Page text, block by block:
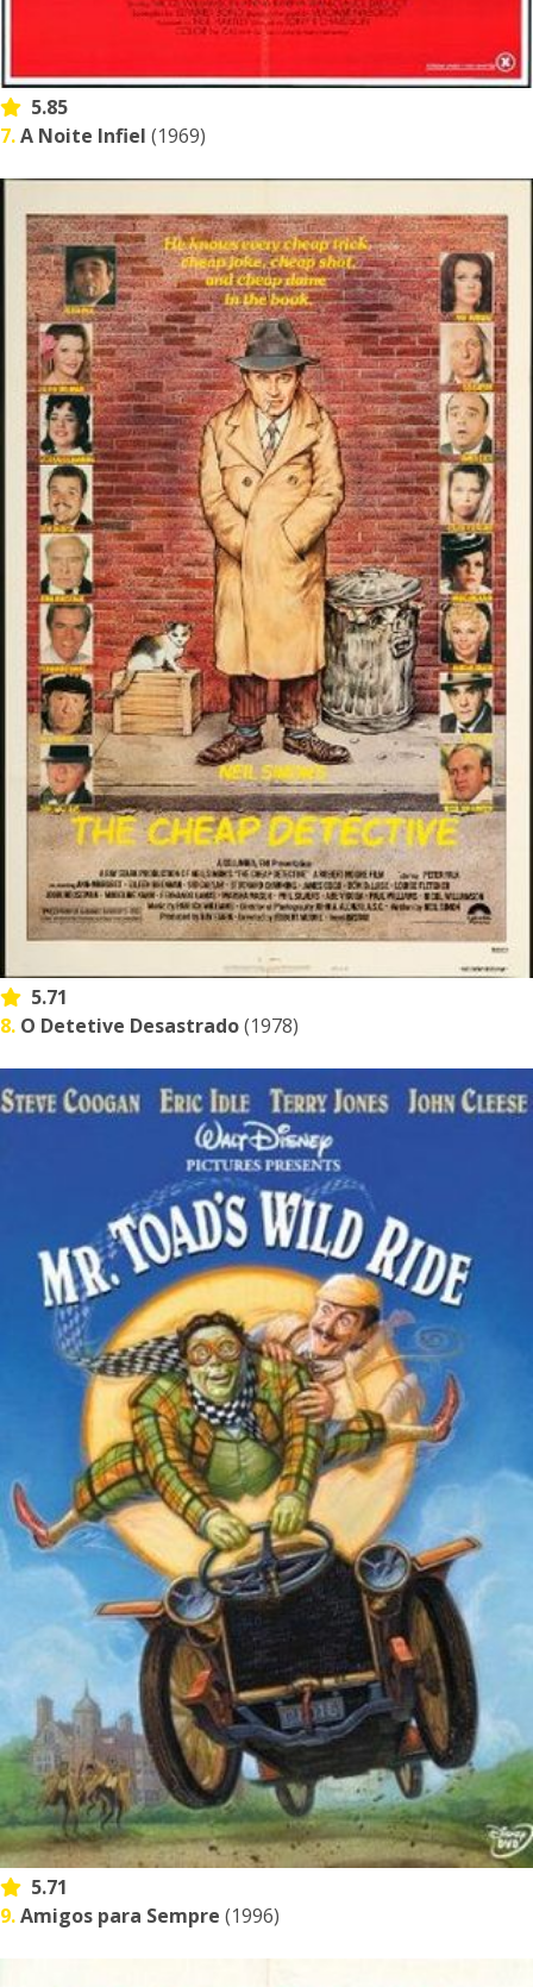
5.85
7.A Noite Infiel (1969)
5.71
8. O Detetive Desastrado(1978)
5.71
9.Amigos para Sempre (1996)